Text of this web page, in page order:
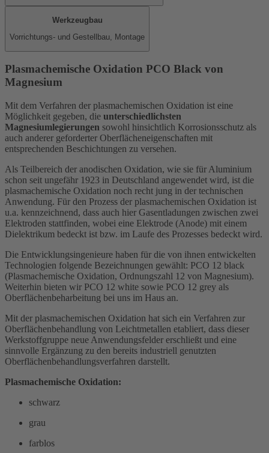
Werkzeugbau
Vorrichtungs- und Gestellbau, Montage
Plasmachemische Oxidation PCO Black von
Magnesium
Mit dem Verfahren der plasmachemischen Oxidation ist eine
Möglichkeit gegeben, die unterschiedlichsten
Magnesiumlegierungen sowohl hinsichtlich Korrosionsschutz als
auch anderer geforderter Oberflächeneigenschaften mit
entsprechenden Beschichtungen zu versehen.
Als Teilbereich der anodischen Oxidation, wie sie für Aluminium
schon seit ungefähr 1923 in Deutschland angewendet wird, ist die
plasmachemische Oxidation noch recht jung in der technischen
Anwendung. Für den Prozess der plasmachemischen Oxidation ist
u.a. kennzeichnend, dass auch hier Gasentladungen zwischen zwei
Elektroden stattfinden, wobei eine Elektrode (Anode) mit einem
Dielektrikum bedeckt ist bzw. im Laufe des Prozesses bedeckt wird.
Die Entwicklungsingenieure haben für die von ihnen entwickelten
Technologien folgende Bezeichnungen gewählt: PCO 12 black
(Plasmachemische Oxidation, Ordnungszahl 12 von Magnesium).
Weiterhin bieten wir PCO 12 white sowie PCO 12 grey als
Oberflächenbeharbeitung bei uns im Haus an.
Mit der plasmachemischen Oxidation hat sich ein Verfahren zur
Oberflächenbehandlung von Leichtmetallen etabliert, dass dieser
Werkstoffgruppe neue Anwendungsfelder erschließt und eine
sinnvolle Ergänzung zu den bereits industriell genutzten
Oberflächenbehandlungsverfahren darstellt.
Plasmachemische Oxidation:
schwarz
grau
farblos